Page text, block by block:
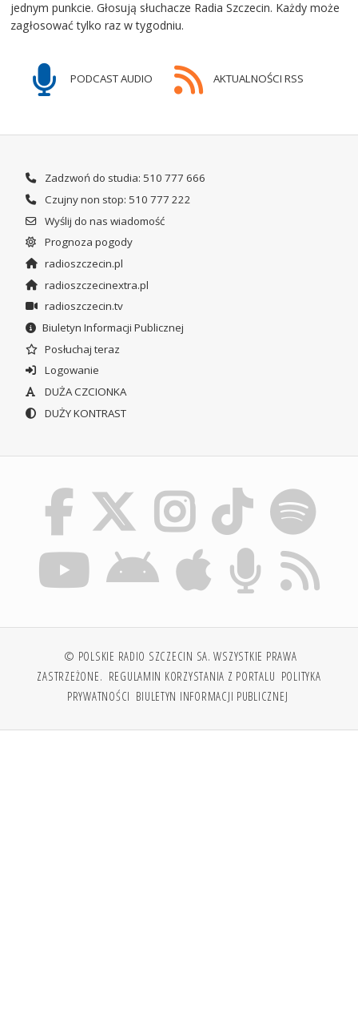
jednym punkcie. Głosują słuchacze Radia Szczecin. Każdy może
zagłosować tylko raz w tygodniu.
PODCAST AUDIO AKTUALNOŚCI RSS
Zadzwoń do studia: 510 777 666
Czujny non stop: 510 777 222
Wyślij do nas wiadomość
Prognoza pogody
radioszczecin.pl
radioszczecinextra.pl
radioszczecin.tv
Biuletyn Informacji Publicznej
Posłuchaj teraz
Logowanie
DUŻA CZCIONKA
DUŻY KONTRAST
© POLSKIE RADIO SZCZECIN SA. WSZYSTKIE PRAWA
ZASTRZEŻONE. REGULAMIN KORZYSTANIA Z PORTALU POLITYKA
PRYWATNOŚCI BIULETYN INFORMACJI PUBLICZNEJ